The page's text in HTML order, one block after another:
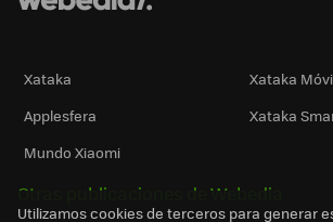
Xataka
Xataka
Applesfera
Xataka
Mundo Xiaomi
Otras publicaciones de Webedia
Utilizamos cookies de terceros para generar